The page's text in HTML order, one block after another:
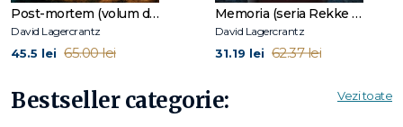
Post-mortem (volum din seria Rekke&Vargas)
David Lagercrantz
45.5 lei 65.00 lei
Memoria (seria Rekke & Vargas, vol. 2)
David Lagercrantz
31.19 lei 62.37 lei
Bestseller categorie: Vezi toate